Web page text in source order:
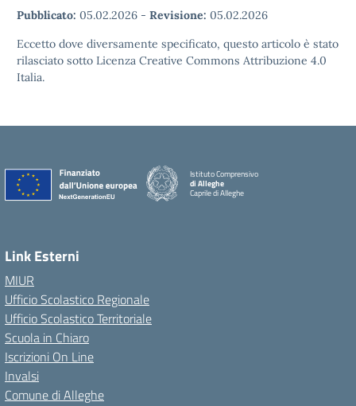
Pubblicato: 05.02.2026 - Revisione: 05.02.2026
Eccetto dove diversamente specificato, questo articolo è stato
rilasciato sotto Licenza Creative Commons Attribuzione 4.0
Italia.
Istituto Comprensivo
di Alleghe
Caprile di Alleghe
Link Esterni
MIUR
Ufficio Scolastico Regionale
Ufficio Scolastico Territoriale
Scuola in Chiaro
Iscrizioni On Line
Invalsi
Comune di Alleghe